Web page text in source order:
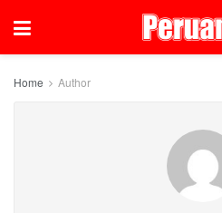
Home Author